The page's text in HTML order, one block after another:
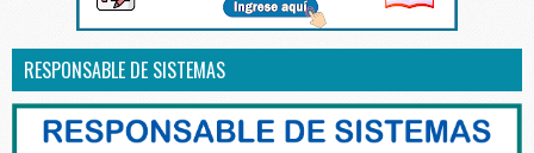
RESPONSABLE DE SISTEMAS